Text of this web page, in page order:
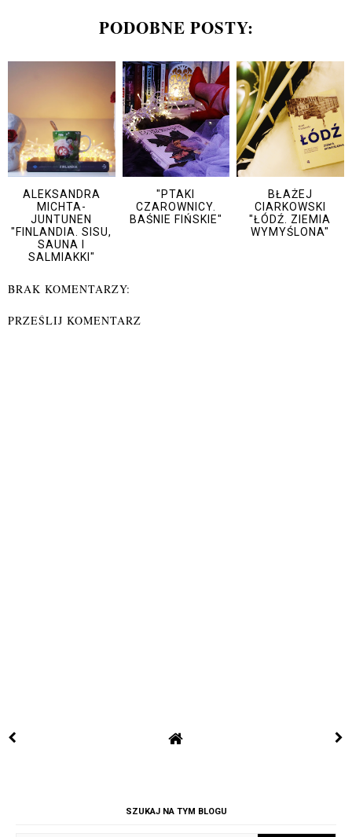
PODOBNE POSTY:
ALEKSANDRA
MICHTA-
JUNTUNEN
"FINLANDIA. SISU,
SAUNA I
SALMIAKKI"
"PTAKI
CZAROWNICY.
BAŚNIE FIŃSKIE"
BŁAŻEJ
CIARKOWSKI
"ŁÓDŹ. ZIEMIA
WYMYŚLONA"
BRAK KOMENTARZY:
PRZEŚLIJ KOMENTARZ
SZUKAJ NA TYM BLOGU